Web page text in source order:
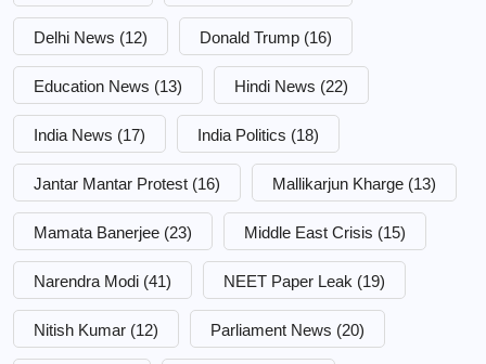
Delhi News (12) Donald Trump (16)
Education News (13) Hindi News (22)
India News (17) India Politics (18)
Jantar Mantar Protest (16) Mallikarjun Kharge (13)
Mamata Banerjee (23) Middle East Crisis (15)
Narendra Modi (41) NEET Paper Leak (19)
Nitish Kumar (12) Parliament News (20)